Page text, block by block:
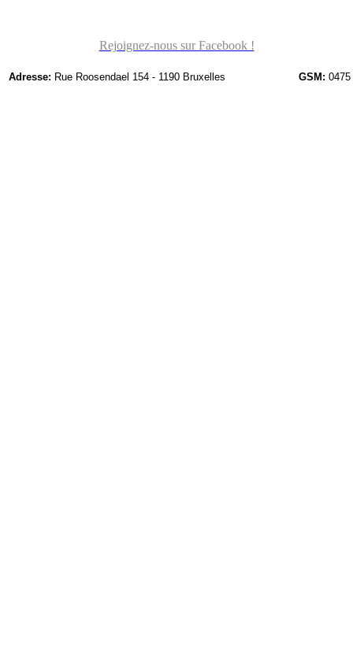
Rejoignez-nous sur Facebook !
Adresse: Rue Roosendael 154 - 1190 Bruxelles GSM: